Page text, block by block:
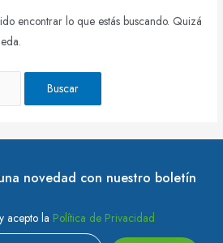
encontrar lo que estás buscando. Quizá
novedad con nuestro boletín
acepto la Política de Privacidad